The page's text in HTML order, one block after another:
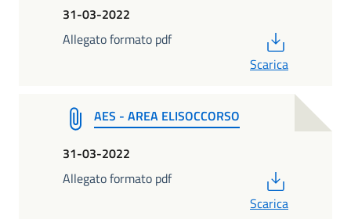
31-03-2022
Allegato formato pdf
Scarica
AES - AREA ELISOCCORSO
31-03-2022
Allegato formato pdf
Scarica